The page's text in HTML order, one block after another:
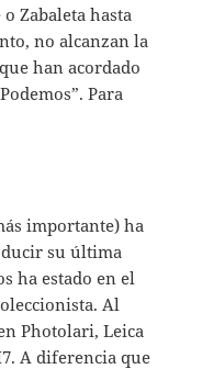
Zabaleta hasta
no alcanzan la
han acordado
Para
importante) ha
su última
ha estado en el
Al
Photolari, Leica
A diferencia que